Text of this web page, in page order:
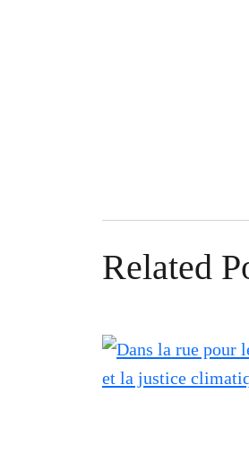
Related